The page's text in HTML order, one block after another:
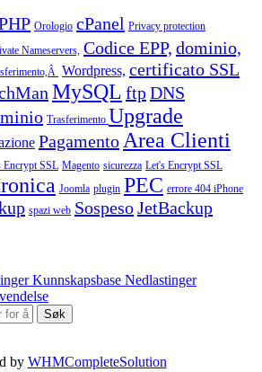
Orologio cPanel Privacy protection
Nameservers, Codice EPP, dominio,
Wordpress, certificato SSL
MySQL ftpDNS
Trasferimento Upgrade
Pagamento Area Clienti
Encrypt SSL Magento sicurezza Let's Encrypt SSL
Joomla plugin PEC errore 404 iPhone
spazi web SospesoJetBackup
Kunnskapsbase Nedlastinger
by WHMCompleteSolution